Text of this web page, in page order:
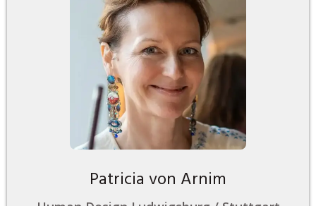
Patricia von Arnim